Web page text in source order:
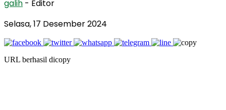
galih - Editor
Selasa, 17 Desember 2024
URL berhasil dicopy